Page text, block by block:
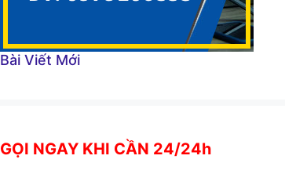
Bài Viết Mới
GỌI NGAY KHI CẦN 24/24h